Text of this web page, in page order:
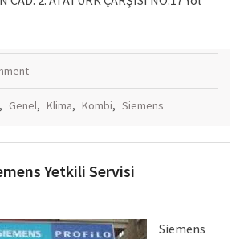
, Genel, Klima, Kombi, Siemens
Yetkili Servisi
Siemens